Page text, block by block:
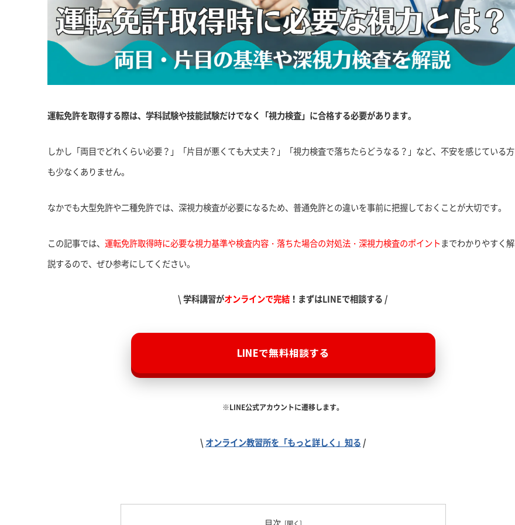
運転免許を取得する際は、学科試験や技能試験だけでなく「視力検査」に合格する必要があります。
しかし「両目でどれくらい必要？」「片目が悪くても大丈夫？」「視力検査で落ちたらどうなる？」など、不安を感じている方
も少なくありません。
なかでも大型免許や二種免許では、深視力検査が必要になるため、普通免許との違いを事前に把握しておくことが大切です。
この記事では、 運転免許取得時に必要な視力基準や検査内容・落ちた場合の対処法・深視力検査のポイントまでわかりやすく解
説するので、ぜひ参考にしてください。
\ 学科講習がオンラインで完結 ！まずはLINEで相談する /
LINEで無料相談する
※LINE公式アカウントに遷移します。
\ オンライン教習所を「もっと詳しく」知る /